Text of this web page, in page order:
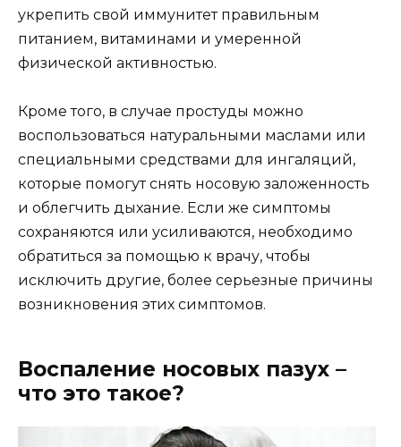
укрепить свой иммунитет правильным
питанием, витаминами и умеренной
физической активностью.
Кроме того, в случае простуды можно
воспользоваться натуральными маслами или
специальными средствами для ингаляций,
которые помогут снять носовую заложенность
и облегчить дыхание. Если же симптомы
сохраняются или усиливаются, необходимо
обратиться за помощью к врачу, чтобы
исключить другие, более серьезные причины
возникновения этих симптомов.
Воспаление носовых пазух –
что это такое?